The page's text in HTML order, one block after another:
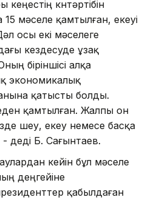
күнтәртібін
мәселе қамтылған, екеуі
осы екі мәселеге
кездесуде ұзақ
біріншісі алқа
экономикалық
қатысты болды.
қамтылған. Жалпы он
үшеу, екеу немесе басқа
деді Б. Сағынтаев.
кейін бұл мәселе
деңгейіне
қабылдаған